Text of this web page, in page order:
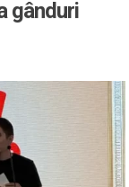
gânduri